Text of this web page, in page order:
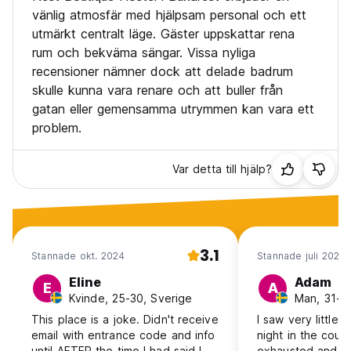
strängt förbjudet.
* Köksetikett: Om du använder det gemensamma köket,
städa efter dig och märk dina matvaror. Respektera andras
ägodelar och ha en snygg arbetsyta.
* Respekt för egendom: Alla skador på vandrarhemmets
egendom som orsakas av en gäst kommer att vara gästens
ekonomiska ansvar.
* Nödrutiner: Bekanta dig med vandrarhemmets
nödutgångar, utrymningsvägar och evakueringsrutiner.
* Internetanvändning: Använd det tillhandahållna Wi-Fi på
ett ansvarsfullt sätt. Delta inte i olagliga eller olämpliga
onlineaktiviteter.
* Husdjur: Husdjur är i allmänhet inte tillåtna, men undantag
kan göras baserat på förhandsgodkännande och specifika
riktlinjer.
Underlåtenhet att följa dessa regler kan resultera i
varningar, böter eller vräkning från vandrarhemmets lokaler.
Vi uppskattar ditt samarbete för att skapa en välkomnande
och trevlig miljö för alla våra gäster. Tack för att du valde
Nest Boutique Hostel som ditt boende, och vi ser fram emot
att göra din vistelse minnesvärd!
vänlig atmosfär med hjälpsam personal och ett
utmärkt centralt läge. Gäster uppskattar rena
rum och bekväma sängar. Vissa nyliga
recensioner nämner dock att delade badrum
skulle kunna vara renare och att buller från
gatan eller gemensamma utrymmen kan vara ett
problem.
Var detta till hjälp?
Stannade okt. 2024 3.1
E Eline
Kvinde, 25-30, Sverige
This place is a joke. Didn't receive
email with entrance code and info
Stannade juli 2024
A Adam
Man, 31-
I saw very little
night in the